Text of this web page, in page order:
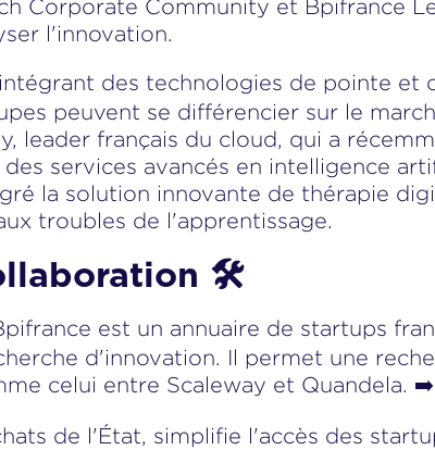
Corporate Community et Bpifrance
l'innovation.
des technologies de pointe et
peuvent se différencier sur le
leader français du cloud, qui a
services avancés en intelligence
la solution innovante de thérapie
troubles de l'apprentissage.
🛠️
est un annuaire de startups
d'innovation. Il permet une
celui entre Scaleway et Quandela. ➡️
de l'État, simplifie l'accès des